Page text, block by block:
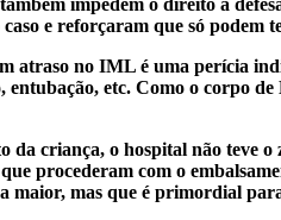
impedem o direito à
e reforçaram que só podem
atraso no IML é uma perícia
etc. Como o corpo
criança, o hospital não teve
procederam com o
maior, mas que é primordial